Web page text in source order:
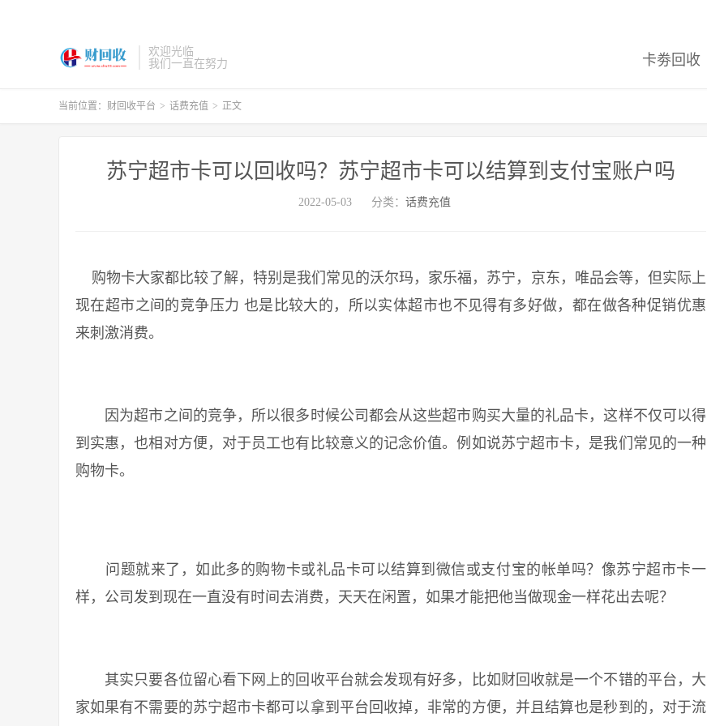
欢迎光临
我们一直在努力
卡劵回收
当前位置： 财回收平台 > 话费充值 > 正文
苏宁超市卡可以回收吗？苏宁超市卡可以结算到支付宝账户吗
2022-05-03 分类： 话费充值
购物卡大家都比较了解，特别是我们常见的沃尔玛，家乐福，苏宁，京东，唯品会等，但实际上
现在超市之间的竞争压力 也是比较大的，所以实体超市也不见得有多好做，都在做各种促销优惠
来刺激消费。
因为超市之间的竞争，所以很多时候公司都会从这些超市购买大量的礼品卡，这样不仅可以得
到实惠，也相对方便，对于员工也有比较意义的记念价值。例如说苏宁超市卡，是我们常见的一种
购物卡。
问题就来了，如此多的购物卡或礼品卡可以结算到微信或支付宝的帐单吗？像苏宁超市卡一
样，公司发到现在一直没有时间去消费，天天在闲置，如果才能把他当做现金一样花出去呢？
其实只要各位留心看下网上的回收平台就会发现有好多，比如财回收就是一个不错的平台，大
家如果有不需要的苏宁超市卡都可以拿到平台回收掉，非常的方便，并且结算也是秒到的，对于流